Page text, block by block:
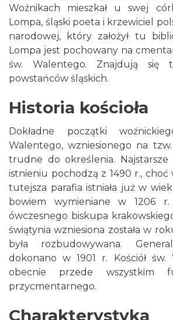
Woźnikach mieszkał u swej
Lompa, śląski poeta i krzewiciel
narodowej, który założył tu
Lompa jest pochowany na
św. Walentego. Znajdują się
powstańców śląskich.
Historia kościoła
Dokładne początki
Walentego, wzniesionego na
trudne do określenia.
istnieniu pochodzą z 1490 r., choć
tutejsza parafia istniała już w
bowiem wymieniane w 1206
ówczesnego biskupa
świątynia wzniesiona została w
była rozbudowywana.
dokonano w 1901 r. Kościół św.
obecnie przede wszystkim
przycmentarnego.
Charakterystyka